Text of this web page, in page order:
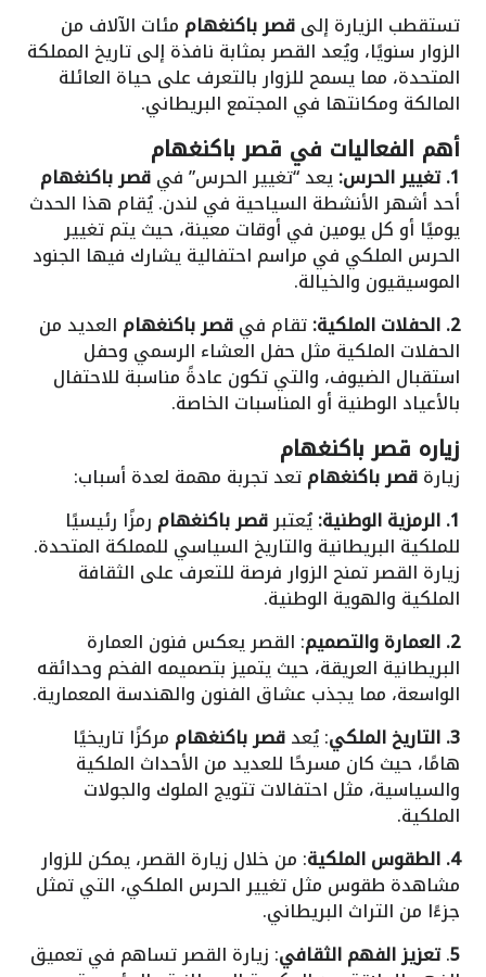
تستقطب الزيارة إلىقصر باكنغهام مئات الآلاف من
الزوار سنويًا، ويُعد القصر بمثابة نافذة إلى تاريخ المملكة
المتحدة، مما يسمح للزوار بالتعرف على حياة العائلة
المالكة ومكانتها في المجتمع البريطاني.
أهم الفعاليات في قصر باكنغهام
1. تغيير الحرس: يعد “تغيير الحرس” فيقصر باكنغهام
أحد أشهر الأنشطة السياحية في لندن. يُقام هذا الحدث
يوميًا أو كل يومين في أوقات معينة، حيث يتم تغيير
الحرس الملكي في مراسم احتفالية يشارك فيها الجنود
الموسيقيون والخيالة.
2. الحفلات الملكية:
تقام فيقصر باكنغهام العديد من
الحفلات الملكية مثل حفل العشاء الرسمي وحفل
استقبال الضيوف، والتي تكون عادةً مناسبة للاحتفال
بالأعياد الوطنية أو المناسبات الخاصة.
زياره قصر باكنغهام
زيارةقصر باكنغهامتعد تجربة مهمة لعدة أسباب:
1. الرمزية الوطنية:
يُعتبرقصر باكنغهام رمزًا رئيسيًا
للملكية البريطانية والتاريخ السياسي للمملكة المتحدة.
زيارة القصر تمنح الزوار فرصة للتعرف على الثقافة
الملكية والهوية الوطنية.
2. العمارة والتصميم
: القصر يعكس فنون العمارة
البريطانية العريقة، حيث يتميز بتصميمه الفخم وحدائقه
الواسعة، مما يجذب عشاق الفنون والهندسة المعمارية.
3. التاريخ الملكي
: يُعدقصر باكنغهام مركزًا تاريخيًا
هامًا، حيث كان مسرحًا للعديد من الأحداث الملكية
والسياسية، مثل احتفالات تتويج الملوك والجولات
الملكية.
4. الطقوس الملكية
: من خلال زيارة القصر، يمكن للزوار
مشاهدة طقوس مثل تغيير الحرس الملكي، التي تمثل
جزءًا من التراث البريطاني.
5
.تعزيز الفهم الثقافي: زيارة القصر تساهم في تعميق